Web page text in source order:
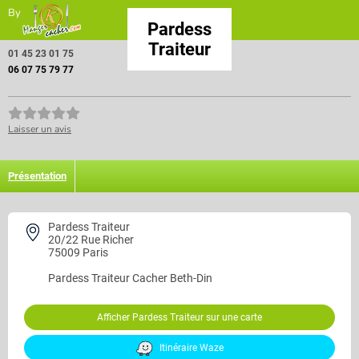
By
Pardess
Traiteur
01 45 23 01 75
06 07 75 79 77
Laisser un avis
Présentation
Pardess Traiteur
20/22 Rue Richer
75009 Paris
Pardess TraiteurCacher Beth-Din
Afficher Pardess Traiteur sur une carte
Itinéraire Waze